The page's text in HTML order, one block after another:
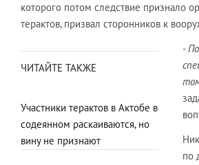
которого потом следствие признало
терактов, призвал сторонников к
ЧИТАЙТЕ ТАКЖЕ
Участники терактов в Актобе в
содеянном раскаиваются, но
вину не признают
-
по